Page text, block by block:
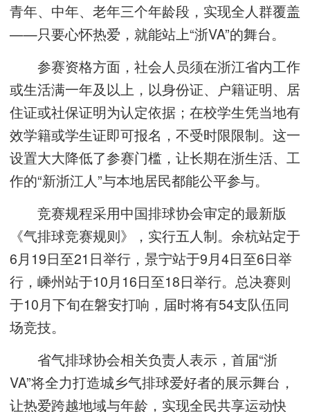
青年、中年、老年三个年龄段，实现全人群覆盖
——只要心怀热爱，就能站上“浙VA”的舞台。
参赛资格方面，社会人员须在浙江省内工作
或生活满一年及以上，以身份证、户籍证明、居
住证或社保证明为认定依据；在校学生凭当地有
效学籍或学生证即可报名，不受时限限制。这一
设置大大降低了参赛门槛，让长期在浙生活、工
作的“新浙江人”与本地居民都能公平参与。
竞赛规程采用中国排球协会审定的最新版
《气排球竞赛规则》，实行五人制。余杭站定于
6月19日至21日举行，景宁站于9月4日至6日举
行，嵊州站于10月16日至18日举行。总决赛则
于10月下旬在磐安打响，届时将有54支队伍同
场竞技。
省气排球协会相关负责人表示，首届“浙
VA”将全力打造城乡气排球爱好者的展示舞台，
让热爱跨越地域与年龄，实现全民共享运动快